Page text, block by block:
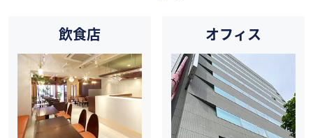
飲食店 オフィス